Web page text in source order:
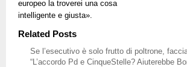
europeo la troverei una cosa
intelligente e giusta».
Related Posts
Se l’esecutivo è solo frutto di poltrone,
“L’accordo Pd e CinqueStelle? Aiuterebbe